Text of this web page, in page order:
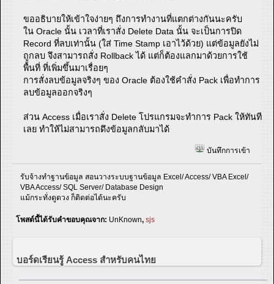
ขออธิบายให้เข้าใจง่ายๆ ถึงการทำงานที่แตกต่างกันนะครับ
ใน Oracle นั้น เวลาที่เราสั่ง Delete Data นั้น จะเป็นการปิด
Record ที่ลบเท่านั้น (ใส่ Time Stamp เอาไว้ด้วย) แต่ข้อมูลยังไม่
ถูกลบ จึงสามารถสั่ง Rollback ได้ แต่ก็ต้องแลกมาด้วยการใช้
พื้นที่ ที่เพิ่มขึ้นมาเรื่อยๆ
การสั่งลบข้อมูลจริงๆ ของ Oracle ต้องใช้คำสั่ง Pack เพื่อทำการ
ลบข้อมูลออกจริงๆ
ส่วน Access เมื่อเราสั่ง Delete โปรแกรมจะทำการ Pack ให้ทันที
เลย ทำให้ไม่สามารถดึงข้อมูลกลับมาได้
บันทึกการเข้า
รับจ้างทำฐานข้อมูล สอนวางระบบฐานข้อมูล Excel/ Access/ VBA Excel/
VBA Access/ SQL Server/ Database Design
แม้กระทั่งดูดวง ก็ติดต่อได้นะครับ
โพสต์นี้ได้รับคำขอบคุณจาก: UnKnown, sjs
บอร์ดเรียนรู้ Access สำหรับคนไทย